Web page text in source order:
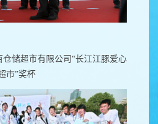
储超市有限公司“长江江豚爱心
市”奖杯